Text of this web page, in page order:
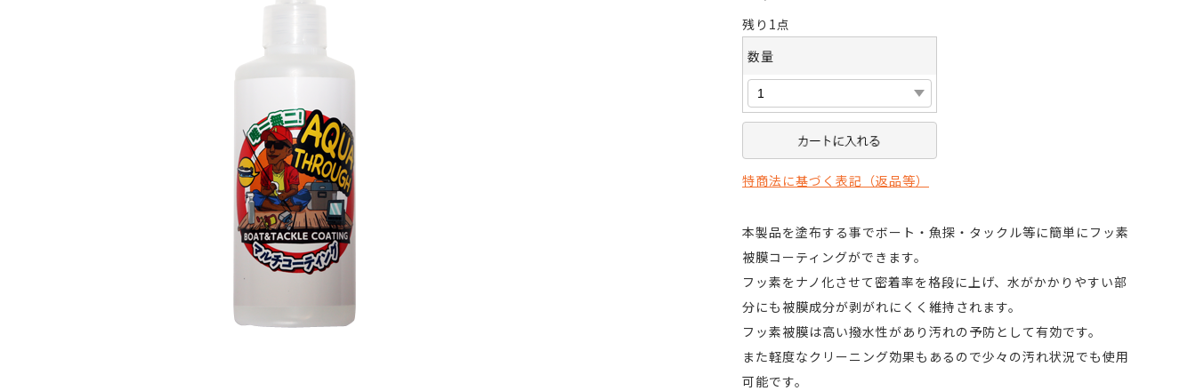
残り1点
数量
特商法に基づく表記（返品等）
本製品を塗布する事でボート・魚探・タックル等に簡単にフッ素
被膜コーティングができます。
フッ素をナノ化させて密着率を格段に上げ、水がかかりやすい部
分にも被膜成分が剥がれにくく維持されます。
フッ素被膜は高い撥水性があり汚れの予防として有効です。
また軽度なクリーニング効果もあるので少々の汚れ状況でも使用
可能です。